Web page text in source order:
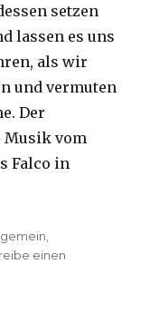
setzen
lassen es uns
als wir
und vermuten
Der
Musik vom
Falco in
einen